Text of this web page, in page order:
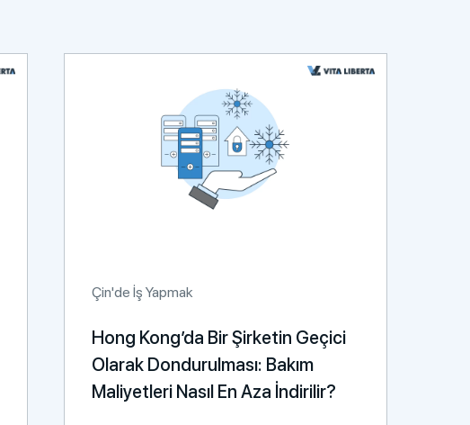
Çin'de İş Yapmak
Hong Kong’da Bir Şirketin Geçici
Olarak Dondurulması: Bakım
Maliyetleri Nasıl En Aza İndirilir?